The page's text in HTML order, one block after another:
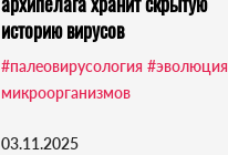
историю вирусов
#палеовирусология #эволюция
микроорганизмов
03.11.2025